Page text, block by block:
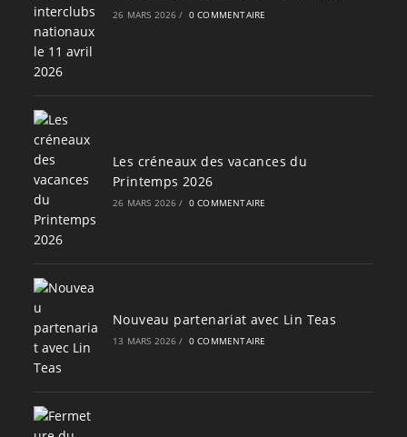
26 MARS 2026 / 0 COMMENTAIRE
Les créneaux des vacances du
Printemps 2026
26 MARS 2026 / 0 COMMENTAIRE
Nouveau partenariat avec Lin Teas
13 MARS 2026 / 0 COMMENTAIRE